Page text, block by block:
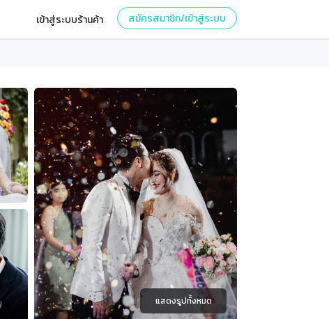
เข้าสู่ระบบร้านค้า สมัครสมาชิก/เข้าสู่ระบบ
แสดงรูปทั้งหมด